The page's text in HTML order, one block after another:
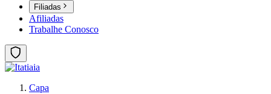
Filiadas
Afiliadas
Trabalhe Conosco
Capa